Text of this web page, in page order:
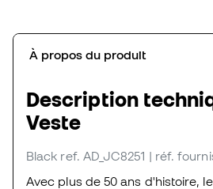
À propos du produit
Description
Veste
Black ref. AD_JC8251 | réf.
Avec plus de 50 ans d'histoire,